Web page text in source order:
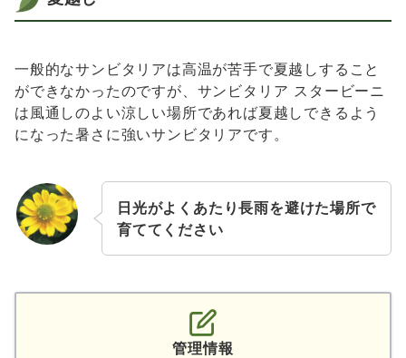
一般的なサンビタリアは高温が苦手で夏越しすること
ができなかったのですが、サンビタリア スタービーニ
は風通しのよい涼しい場所であれば夏越しできるよう
になった暑さに強いサンビタリアです。
日光がよくあたり長雨を避けた場所で
育ててください
管理情報